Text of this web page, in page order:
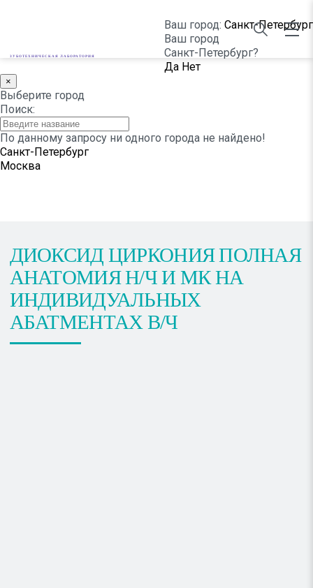
ЗУБОТЕХНИЧЕСКАЯ ЛАБОРАТОРИЯ
Ваш город: Санкт-Петербург
Ваш город
Санкт-Петербург?
Да Нет
×
Выберите город
Поиск:
По данному запросу ни одного города не найдено!
Санкт-Петербург
Москва
НАШИ РАБОТЫ
ДИОКСИД ЦИРКОНИЯ ПОЛНАЯ
АНАТОМИЯ Н/Ч И МК НА
ИНДИВИДУАЛЬНЫХ
АБАТМЕНТАХ В/Ч